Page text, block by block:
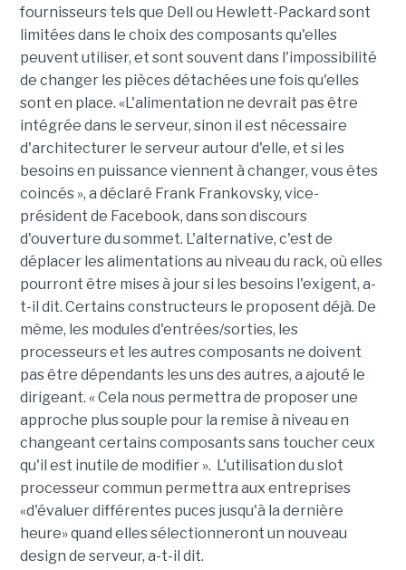
fournisseurs tels que Dell ou Hewlett-Packard sont
limitées dans le choix des composants qu'elles
peuvent utiliser, et sont souvent dans l'impossibilité
de changer les pièces détachées une fois qu'elles
sont en place. «L'alimentation ne devrait pas être
intégrée dans le serveur, sinon il est nécessaire
d'architecturer le serveur autour d'elle, et si les
besoins en puissance viennent à changer, vous êtes
coincés », a déclaré Frank Frankovsky, vice-
président de Facebook, dans son discours
d'ouverture du sommet. L'alternative, c'est de
déplacer les alimentations au niveau du rack, où elles
pourront être mises à jour si les besoins l'exigent, a-
t-il dit. Certains constructeurs le proposent déjà. De
même, les modules d'entrées/sorties, les
processeurs et les autres composants ne doivent
pas être dépendants les uns des autres, a ajouté le
dirigeant. « Cela nous permettra de proposer une
approche plus souple pour la remise à niveau en
changeant certains composants sans toucher ceux
qu'il est inutile de modifier ». L'utilisation du slot
processeur commun permettra aux entreprises
«d'évaluer différentes puces jusqu'à la dernière
heure» quand elles sélectionneront un nouveau
design de serveur, a-t-il dit.